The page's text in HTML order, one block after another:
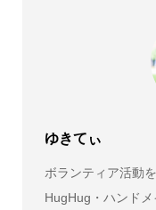
ゆきてぃ
ボランティア活動
HugHug・ハンド